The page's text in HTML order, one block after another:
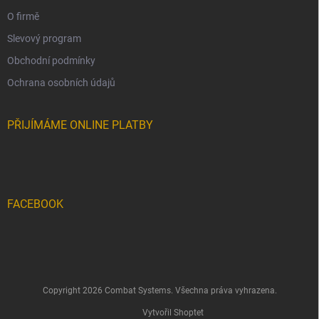
O firmě
Slevový program
Obchodní podmínky
Ochrana osobních údajů
PŘIJÍMÁME ONLINE PLATBY
FACEBOOK
Vytvořil Shoptet
Copyright 2026 Combat Systems. Všechna práva vyhrazena.